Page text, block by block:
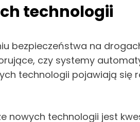
technologii
bezpieczeństwa na
czy systemy
technologii pojawiają się
nowych technologii jest